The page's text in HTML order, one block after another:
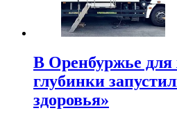
В Оренбуржье для
глубинки
здоровья»